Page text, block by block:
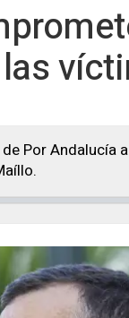
Por Andalucía